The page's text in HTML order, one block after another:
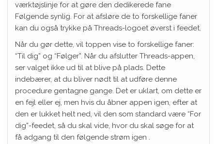
værktøjslinje for at gøre den dedikerede fane
Følgende synlig. For at afsløre de to forskellige faner
kan du også trykke på Threads-logoet øverst i feedet.
Når du gør dette, vil toppen vise to forskellige faner:
“Til dig” og “Følger”. Når du afslutter Threads-appen,
ser valget ikke ud til at blive på plads. Dette
indebærer, at du bliver nødt til at udføre denne
procedure gentagne gange. Det er uklart, om dette er
en fejl eller ej, men hvis du åbner appen igen, efter at
den er lukket helt ned, vil den som standard være “For
dig”-feedet, så du skal vide, hvor du skal søge for at
få adgang til den følgende strøm igen .